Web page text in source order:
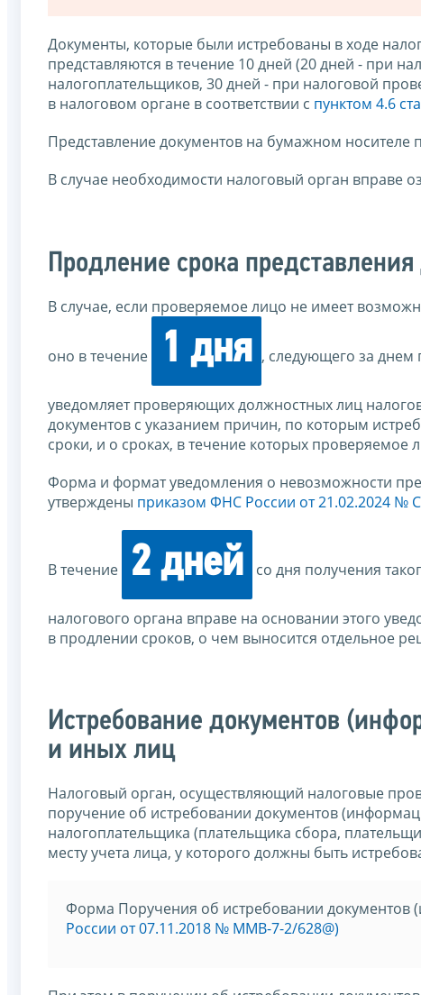
Документы, которые были истребованы в ходе
представляются в течение 10 дней (20 дней - при
налогоплательщиков, 30 дней - при налоговой
в налоговом органе в соответствии с пунктом 4.6
Представление документов на бумажном
В случае необходимости налоговый орган вправе
Продление срока
В случае, если проверяемое лицо не имеет
оно в течение 1 дня , следующего за днем
уведомляет проверяющих должностных лиц
документов с указанием причин, по которым
сроки, и о сроках, в течение которых
Форма и формат уведомления о невозможности
утверждены приказом ФНС России от 21.02.2024 №
В течение 2 дней со дня получения
налогового органа вправе на основании этого
в продлении сроков, о чем выносится отдельное
Истребование документов
и иных лиц
Налоговый орган, осуществляющий налоговые
поручение об истребовании документов
налогоплательщика (плательщика сбора,
месту учета лица, у которого должны быть
Форма Поручения об истребовании
России от 07.11.2018 № ММВ-7-2/628@)